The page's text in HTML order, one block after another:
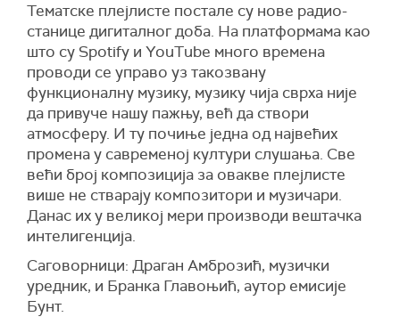
Тематске плејлисте постале су нове радио-
станице дигиталног доба. На платформама као
што су Spotify и YouTube много времена
проводи се управо уз такозвану
функционалну музику, музику чија сврха није
да привуче нашу пажњу, већ да створи
атмосферу. И ту почиње једна од највећих
промена у савременој култури слушања. Све
већи број композиција за овакве плејлисте
више не стварају композитори и музичари.
Данас их у великој мери производи вештачка
интелигенција.
Саговорници: Драган Амброзић, музички
уредник, и Бранка Главоњић, аутор емисије
Бунт.